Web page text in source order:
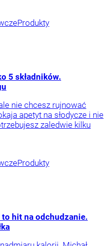
Produkty
5 składników.
nie chcesz rujnować
apetyt na słodycze i nie
zaledwie kilku
Produkty
to hit na odchudzanie.